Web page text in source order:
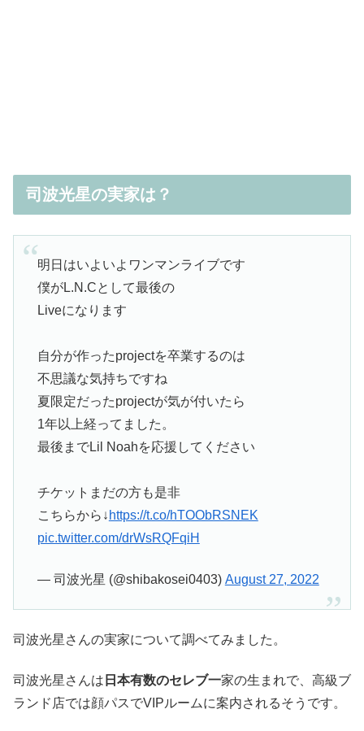
司波光星の実家は？
明日はいよいよワンマンライブです
僕がL.N.Cとして最後の
Liveになります
自分が作ったprojectを卒業するのは
不思議な気持ちですね
夏限定だったprojectが気が付いたら
1年以上経ってました。
最後までLil Noahを応援してください
チケットまだの方も是非
こちらから↓ https://t.co/hTOObRSNEK
pic.twitter.com/drWsRQFqiH
— 司波光星 (@shibakosei0403) August 27, 2022
司波光星さんの実家について調べてみました。
司波光星さんは 日本有数のセレブ一家の生まれで、高級ブ
ランド店では顔パスでVIPルームに案内されるそうです。